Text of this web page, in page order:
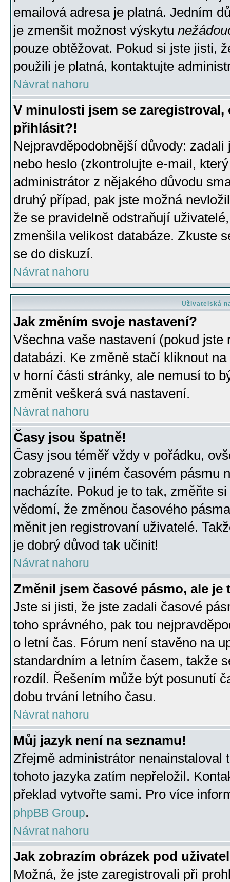
emailová adresa je platná. Jedním
je zmenšit možnost výskytu
pouze obtěžovat. Pokud si jste jisti,
použili je platná, kontaktujte
Návrat nahoru
V minulosti jsem se
přihlásit?!
Nejpravděpodobnější důvody:
nebo heslo (zkontrolujte e-mail,
administrátor z nějakého důvodu
druhý případ, pak jste možná
že se pravidelně odstraňují
zmenšila velikost databáze. Zkuste
se do diskuzí.
Návrat nahoru
Uživatelská
Jak změním svoje nastavení?
Všechna vaše nastavení (pokud
databázi. Ke změně stačí kliknout
v horní části stránky, ale nemusí to
změnit veškerá svá nastavení.
Návrat nahoru
Časy jsou špatně!
Časy jsou téměř vždy v pořádku,
zobrazené v jiném časovém pásmu
nacházíte. Pokud je to tak, změňte
vědomí, že změnou časového
měnit jen registrovaní uživatelé.
je dobrý důvod tak učinit!
Návrat nahoru
Změnil jsem časové pásmo, ale je
Jste si jisti, že jste zadali časové
toho správného, pak tou
o letní čas. Fórum není stavěno na
standardním a letním časem, takže
rozdíl. Řešením může být posunutí
dobu trvání letního času.
Návrat nahoru
Můj jazyk není na seznamu!
Zřejmě administrátor nenainstaloval
tohoto jazyka zatím nepřeložil.
překlad vytvořte sami. Pro více
phpBB Group.
Návrat nahoru
Jak zobrazím obrázek pod
Možná, že jste zaregistrovali při